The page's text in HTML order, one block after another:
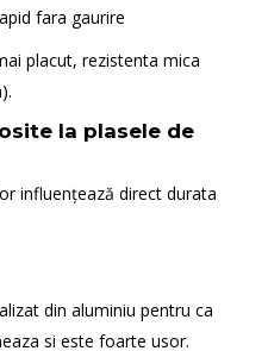
fara gaurire
placut, rezistenta mica
la plasele de
influențează direct durata
din aluminiu pentru ca
si este foarte usor.